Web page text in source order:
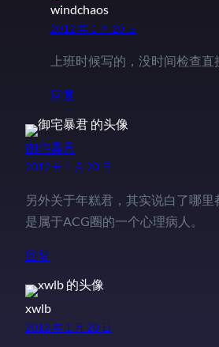
windchaos
2012 年 1 月 20 日
上班时候写的，没时间检查直
回复
御宅暴君
2012 年 1 月 20 日
另外关于年糕君，其实说白了哪
是属于ACG圈的一个心理病人。
回复
xwlb
2012 年 1 月 20 日